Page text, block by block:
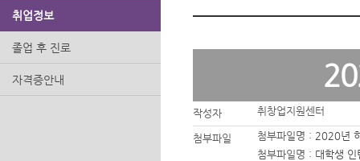
취업정보
졸업 후 진로
자격증안내
작성자 취창업지원센터
첨부파일 첨부파일명 : 2020년
첨부파일명 : 대학생